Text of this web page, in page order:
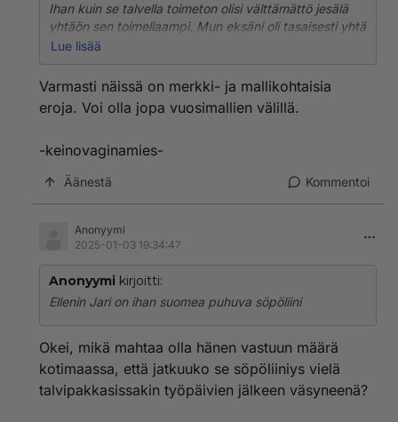
Ihan kuin se talvella toimeton olisi välttämättö jesälä
yhtäön sen toimeliaampi. Mun eksäni oli tasaisesti yhtä
aikaansaamaton talvet ja kesät ja silti hänen piti
Lue lisää
Varmasti näissä on merkki- ja mallikohtaisia
eroja. Voi olla jopa vuosimallien välillä.
-keinovaginamies-
Äänestä Kommentoi
Anonyymi
2025-01-03 19:34:47
Anonyymi kirjoitti:
Ellenin Jari on ihan suomea puhuva söpöliini
Okei, mikä mahtaa olla hänen vastuun määrä
kotimaassa, että jatkuuko se söpöliiniys vielä
talvipakkasissakin työpäivien jälkeen väsyneenä?